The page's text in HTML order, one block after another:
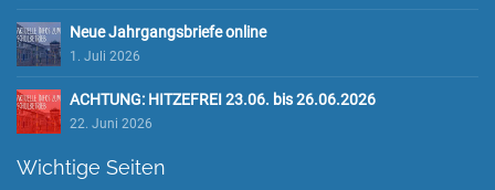
Neue Jahrgangsbriefe online
1. Juli 2026
ACHTUNG: HITZEFREI 23.06. bis 26.06.2026
22. Juni 2026
Wichtige Seiten